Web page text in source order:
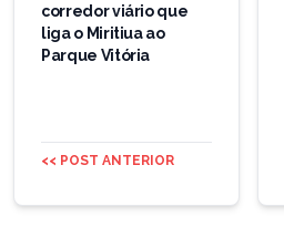
Postcorredor viário que
liga o Miritiua ao
Parque Vitória
<< POST ANTERIOR